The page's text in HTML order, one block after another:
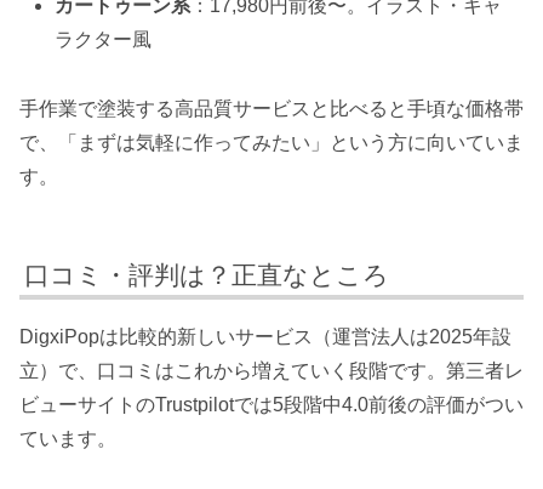
カートゥーン系 ：17,980円前後〜。イラスト・キャ
ラクター風
手作業で塗装する高品質サービスと比べると手頃な価格帯
で、「まずは気軽に作ってみたい」という方に向いていま
す。
口コミ・評判は？正直なところ
DigxiPopは比較的新しいサービス（運営法人は2025年設
立）で、口コミはこれから増えていく段階です。第三者レ
ビューサイトのTrustpilotでは5段階中4.0前後の評価がつい
ています。